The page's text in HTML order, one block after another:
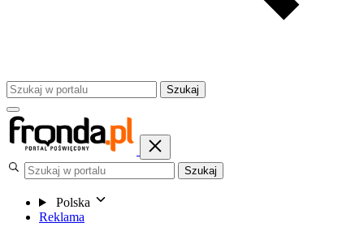
Szukaj
Szukaj
Polska
Reklama